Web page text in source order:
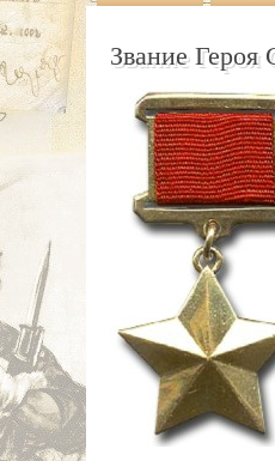
Звание Героя